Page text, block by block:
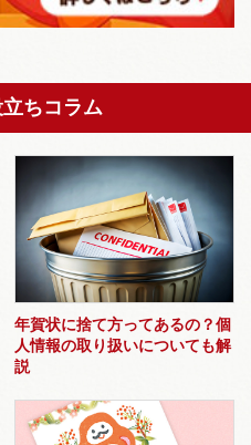
ちコラム
年賀状に捨て方ってあるの？個
人情報の取り扱いについても解
説